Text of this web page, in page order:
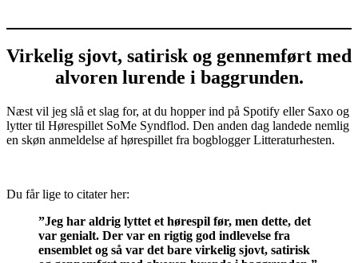
Virkelig sjovt, satirisk og gennemført med
alvoren lurende i baggrunden.
Næst vil jeg slå et slag for, at du hopper ind på Spotify eller Saxo og
lytter til Hørespillet SoMe Syndflod. Den anden dag landede nemlig
en skøn anmeldelse af hørespillet fra bogblogger Litteraturhesten.
Du får lige to citater her:
”Jeg har aldrig lyttet et hørespil før, men dette, det
var genialt. Der var en rigtig god indlevelse fra
ensemblet og så var det bare virkelig sjovt, satirisk